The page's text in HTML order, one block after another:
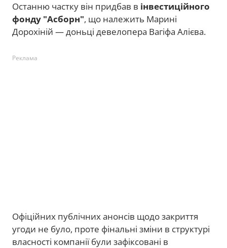
Останню частку він придбав в інвестиційного
фонду "Асборн", що належить Марині
Дорохіній — доньці девелопера Вагіфа Алієва.
Реклама
Офіційних публічних анонсів щодо закриття
угоди не було, проте фінальні зміни в структурі
власності компанії були зафіксовані в